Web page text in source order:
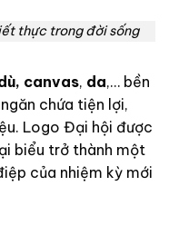
thực trong đời sống
canvas, da,… bền
chứa tiện lợi,
Logo Đại hội được
biểu trở thành một
của nhiệm kỳ mới